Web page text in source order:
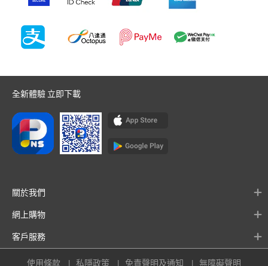
全新體驗 立即下載
關於我們
網上購物
客戶服務
使用條款 私隱政策 免責聲明及通知 無障礙聲明